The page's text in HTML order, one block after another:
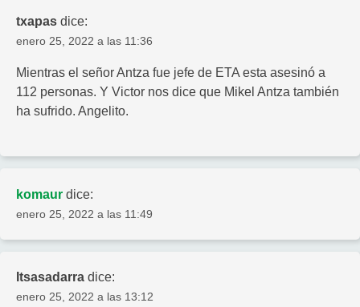
txapas dice:
enero 25, 2022 a las 11:36
Mientras el señor Antza fue jefe de ETA esta asesinó a
112 personas. Y Victor nos dice que Mikel Antza también
ha sufrido. Angelito.
komaur dice:
enero 25, 2022 a las 11:49
Itsasadarra dice:
enero 25, 2022 a las 13:12